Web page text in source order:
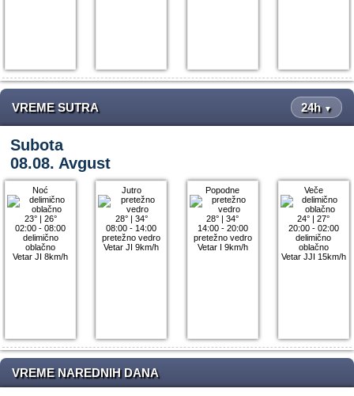
VREME SUTRA 24h ▼
Subota
08.08. Avgust
Noć
23°| 26°
02:00 - 08:00
delimično
oblačno
Vetar JI 8km/h
Jutro
28°| 34°
08:00 - 14:00
pretežno vedro
Vetar JI 9km/h
Popodne
28° |34°
14:00 - 20:00
pretežno vedro
Vetar I 9km/h
Veče
24° |27°
20:00 - 02:00
delimično
oblačno
Vetar JJI 15km/h
VREME NAREDNIH DANA